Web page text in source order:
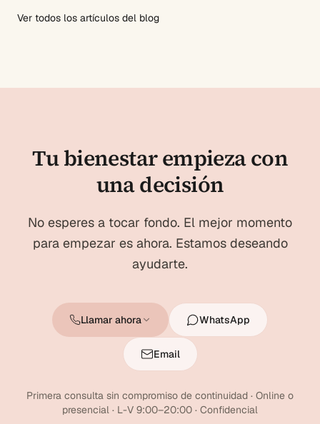
Ver todos los artículos del blog
Tu bienestar empieza con
una decisión
No esperes a tocar fondo. El mejor momento
para empezar es ahora. Estamos deseando
ayudarte.
Llamar ahora WhatsApp
Email
Primera consulta sin compromiso de continuidad · Online o
presencial · L-V 9:00–20:00 · Confidencial